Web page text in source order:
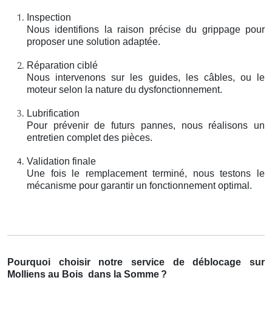
Inspection
Nous identifions la raison précise du grippage pour
proposer une solution adaptée.
Réparation ciblé
Nous intervenons sur les guides, les câbles, ou le
moteur selon la nature du dysfonctionnement.
Lubrification
Pour prévenir de futurs pannes, nous réalisons un
entretien complet des pièces.
Validation finale
Une fois le remplacement terminé, nous testons le
mécanisme pour garantir un fonctionnement optimal.
Pourquoi choisir notre service de déblocage sur
Molliens au Bois dans la Somme ?